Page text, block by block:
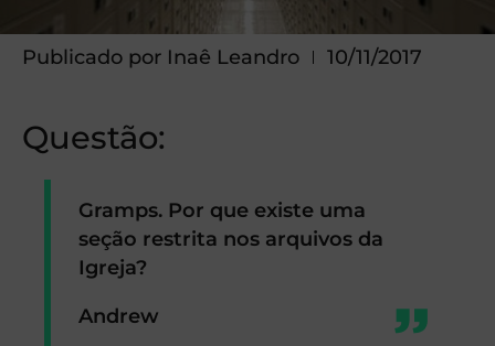
Publicado por Inaê Leandro 10/11/2017
Questão:
Gramps. Por que existe uma
seção restrita nos arquivos da
Igreja?
Andrew